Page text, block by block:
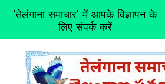
'तेलंगाना समाचार' में आपके विज्ञापन के
लिए संपर्क करें